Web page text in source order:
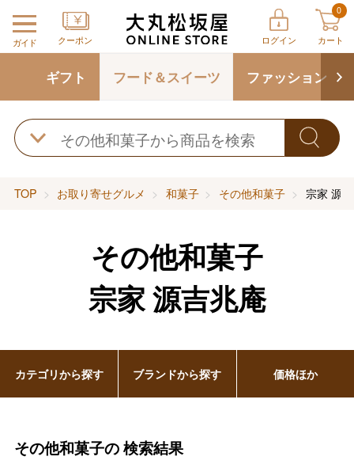
ガイド クーポン ログイン
0
カート
ギフト フード＆スイーツ ファッション
TOP お取り寄せグルメ 和菓子 その他和菓子 宗家 源
その他和菓子
宗家 源吉兆庵
その他和菓子の検索結果
カテゴリから探す ブランドから探す 価格ほか